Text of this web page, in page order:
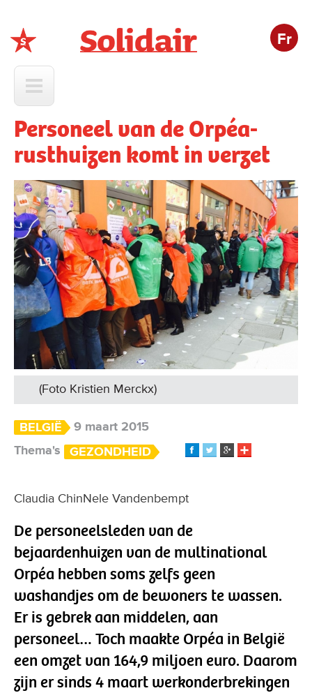
Fr
Personeel van de Orpéa-
rusthuizen komt in verzet
(Foto Kristien Merckx)
BELGIË
9 maart 2015
Thema's
GEZONDHEID
Claudia ChinNele Vandenbempt
De personeelsleden van de
bejaardenhuizen van de multinational
Orpéa hebben soms zelfs geen
washandjes om de bewoners te wassen.
Er is gebrek aan middelen, aan
personeel… Toch maakte Orpéa in België
een omzet van 164,9 miljoen euro. Daarom
zijn er sinds 4 maart werkonderbrekingen